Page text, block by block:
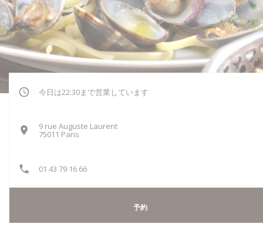
今日は22:30まで営業しています
9 rue Auguste Laurent
75011 Paris
01 43 79 16 66
予約